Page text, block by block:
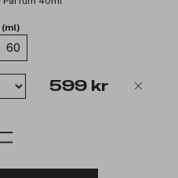
(ml)
60
599 kr